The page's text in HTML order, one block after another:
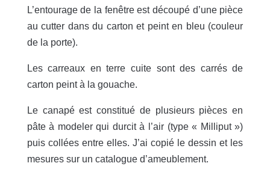
L’entourage de la fenêtre est découpé d’une pièce
au cutter dans du carton et peint en bleu (couleur
de la porte).
Les carreaux en terre cuite sont des carrés de
carton peint à la gouache.
Le canapé est constitué de plusieurs pièces en
pâte à modeler qui durcit à l’air (type « Milliput »)
puis collées entre elles. J’ai copié le dessin et les
mesures sur un catalogue d’ameublement.